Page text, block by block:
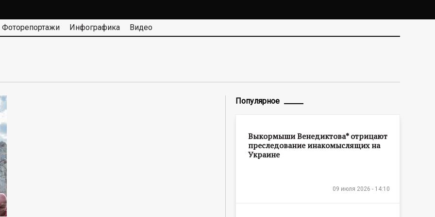
Фоторепортажи Инфографика Видео
Популярное
Выкормыши Венедиктова* отрицают
преследование инакомыслящих на
Украине
09 июля 2026 - 14:10